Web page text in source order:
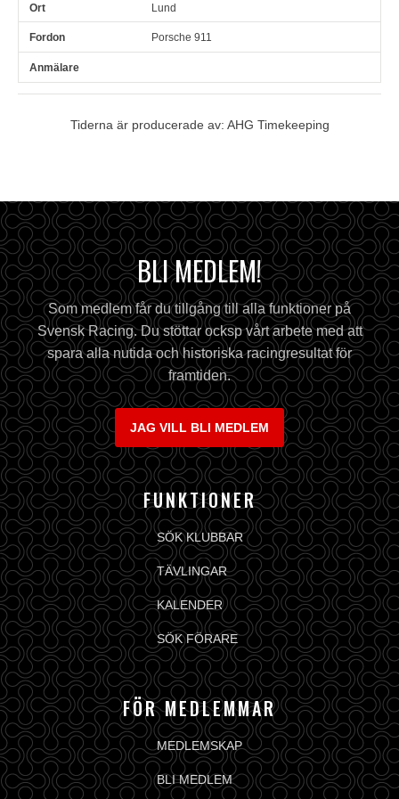
Lund
Porsche 911
Tiderna är producerade av: AHG Timekeeping
BLI MEDLEM!
Som medlem får du tillgång till alla funktioner på
Svensk Racing. Du stöttar ocksp vårt arbete med att
spara alla nutida och historiska racingresultat för
framtiden.
JAG VILL BLI MEDLEM
FUNKTIONER
SÖK KLUBBAR
TÄVLINGAR
KALENDER
SÖK FÖRARE
FÖR MEDLEMMAR
MEDLEMSKAP
BLI MEDLEM